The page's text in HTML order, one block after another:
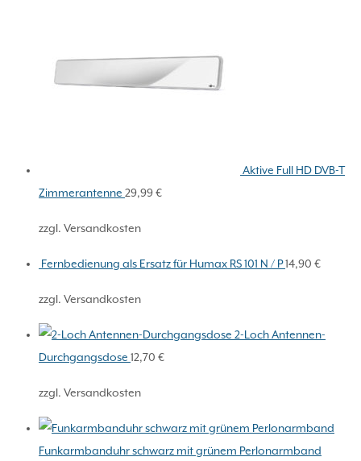
Aktive Full HD DVB-T
Zimmerantenne 29,99€
zzgl. Versandkosten
Fernbedienung als Ersatz für Humax RS 101 N / P14,90 €
zzgl. Versandkosten
2-Loch Antennen-
Durchgangsdose 12,70 €
zzgl. Versandkosten
Funkarmbanduhr schwarz mit grünem Perlonarmband